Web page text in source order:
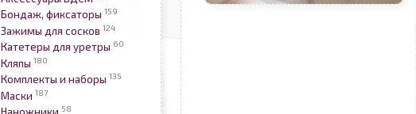
Бондаж, фиксаторы 159
Зажимы для сосков 124
Катетеры для уретры 60
Кляпы 180
Комплекты и наборы 135
Маски 187
58